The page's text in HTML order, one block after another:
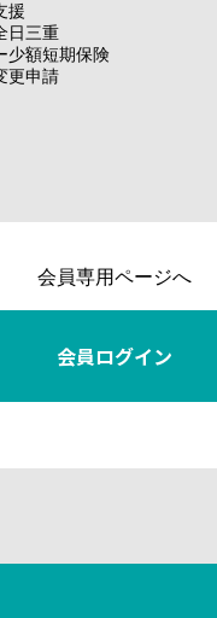
援
日三重
少額短期保険
更申請
会員専用ページへ
会員ログイン